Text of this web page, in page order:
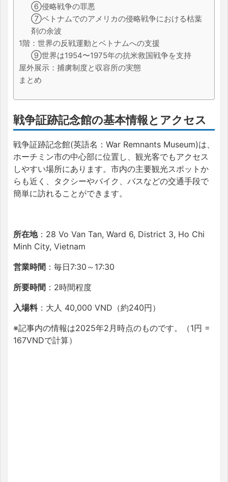
⑥侵略戦争の罪悪
⑦ベトナムでのアメリカの侵略戦争における枯葉
剤の余波
1階：世界の反戦運動とベトナムへの支援
⑨世界は1954〜1975年の抗米救国戦争を支持
屋外展示：捕虜制度と収容所の実態
まとめ
戦争証跡記念館の基本情報とアクセス
戦争証跡記念館(英語名：War Remnants Museum)は、
ホーチミン市の中心部に位置し、観光客でもアクセス
しやすい場所にあります。市内の主要観光スポットか
らも近く、タクシーやバイク、バスなどの交通手段で
簡単に訪れることができます。
所在地：28 Vo Van Tan, Ward 6, District 3, Ho Chi
Minh City, Vietnam
営業時間 ：毎日7:30～17:30
所要時間 ：2時間程度
入場料：大人 40,000 VND（約240円）
※記事内の情報は2025年2月時点のものです。（1円 =
167VNDで計算）